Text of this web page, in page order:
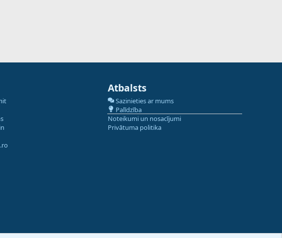
Atbalsts
Sazinieties ar mums
Palīdzība
Noteikumi un nosacījumi
Privātuma politika